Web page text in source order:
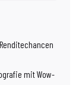
mit Wow-